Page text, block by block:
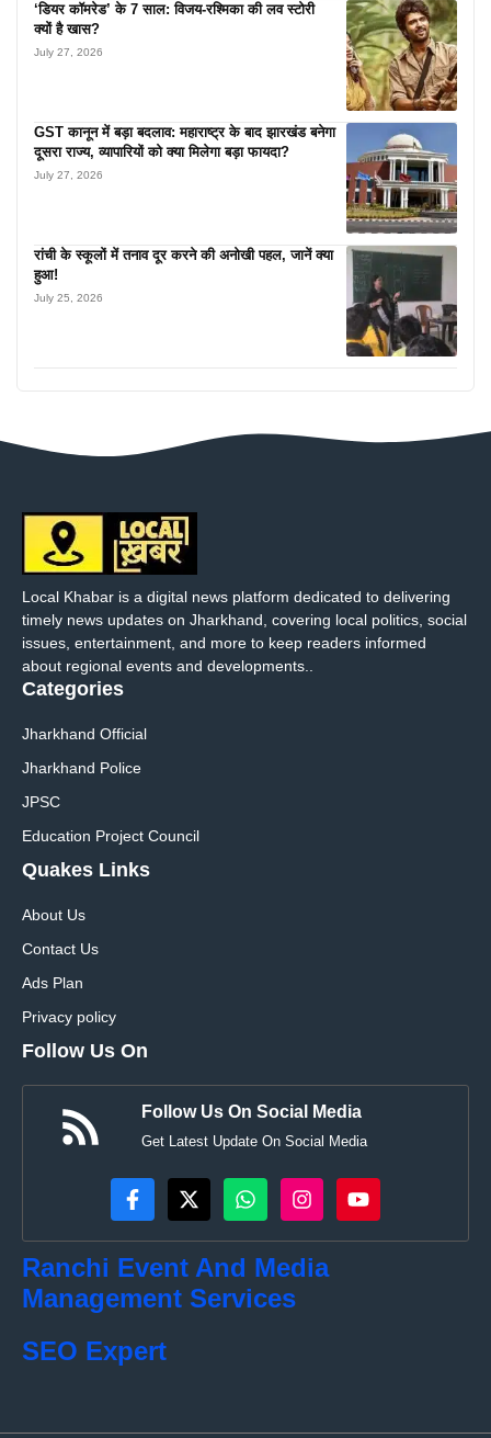
‘डियर कॉमरेड’ के 7 साल: विजय-रश्मिका की लव स्टोरी
क्यों है खास?
July 27, 2026
GST कानून में बड़ा बदलाव: महाराष्ट्र के बाद झारखंड बनेगा
दूसरा राज्य, व्यापारियों को क्या मिलेगा बड़ा फायदा?
July 27, 2026
रांची के स्कूलों में तनाव दूर करने की अनोखी पहल, जानें क्या
हुआ!
July 25, 2026
Local Khabar is a digital news platform dedicated to delivering
timely news updates on Jharkhand, covering local politics, social
issues, entertainment, and more to keep readers informed
about regional events and developments..
Categories
Jharkhand Official
Jharkhand Police
JPSC
Education Project Council
Quakes Links
About Us
Contact Us
Ads Plan
Privacy policy
Follow Us On
Follow Us On Social Media
Get Latest Update On Social Media
Ranchi Event And Media
Management Services
SEO Expert